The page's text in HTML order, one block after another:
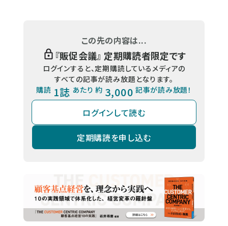
この先の内容は...
『販促会議』 定期購読者限定です
ログインすると、定期購読しているメディアの
すべての記事が読み放題となります。
購読 1誌 あたり 約 3,000 記事が読み放題！
ログインして読む
定期購読を申し込む